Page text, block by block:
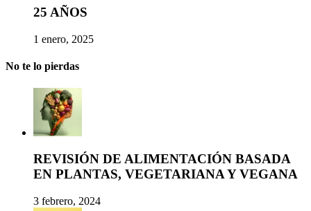
25 AÑOS
1 enero, 2025
No te lo pierdas
REVISIÓN DE ALIMENTACIÓN BASADA
EN PLANTAS, VEGETARIANA Y VEGANA
3 febrero, 2024